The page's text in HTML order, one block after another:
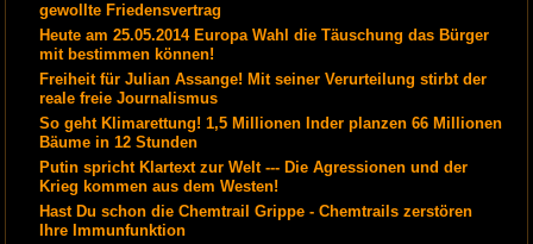
gewollte Friedensvertrag
Heute am 25.05.2014 Europa Wahl die Täuschung das Bürger
mit bestimmen können!
Freiheit für Julian Assange! Mit seiner Verurteilung stirbt der
reale freie Journalismus
So geht Klimarettung! 1,5 Millionen Inder planzen 66 Millionen
Bäume in 12 Stunden
Putin spricht Klartext zur Welt --- Die Agressionen und der
Krieg kommen aus dem Westen!
Hast Du schon die Chemtrail Grippe - Chemtrails zerstören
Ihre Immunfunktion